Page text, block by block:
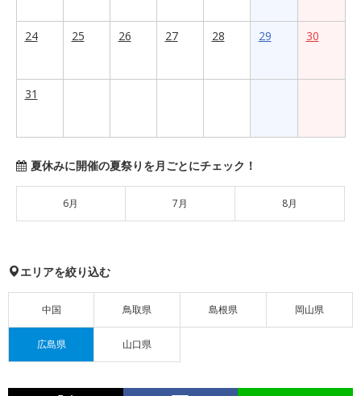
24 25 26 27 28 29 30
31
夏休みに開催の夏祭りを月ごとにチェック！
6月 7月 8月
エリアを絞り込む
中国 鳥取県 島根県 岡山県
広島県 山口県